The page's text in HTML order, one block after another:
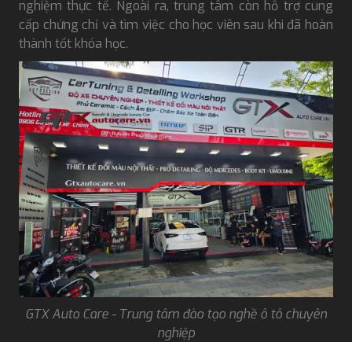
nghiệm thực tế. Ngoài ra, trung tâm còn hỗ trợ cung
cấp chứng chỉ và tìm việc cho học viên sau khi đã hoàn
thành tốt khóa học.
GTX Auto Care - Trung tâm đào tạo nghề ô tô chuyên
nghiệp